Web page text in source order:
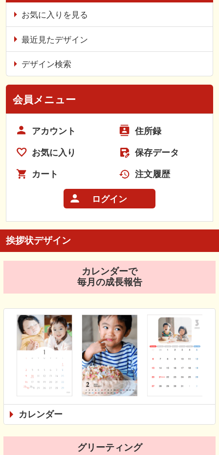
お気に入りを見る
最近見たデザイン
デザイン検索
会員メニュー
アカウント 住所録
お気に入り 保存データ
カート 注文履歴
ログイン
挨拶状デザイン
カレンダーで
毎月の成長報告
カレンダー
グリーティング